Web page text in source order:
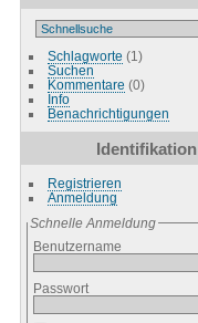
Schlagworte (1)
Suchen
Kommentare (0)
Info
Benachrichtigungen
Identifikation
Registrieren
Anmeldung
Schnelle Anmeldung
Benutzername
Passwort